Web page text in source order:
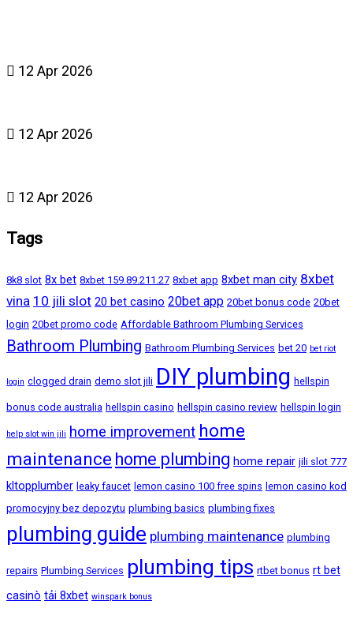
12 Apr 2026
12 Apr 2026
12 Apr 2026
Tags
8k8 slot 8x bet 8xbet 159.89.211.27 8xbet app 8xbet man city 8xbet
vina 10 jili slot 20 bet casino 20bet app 20bet bonus code 20bet
login 20bet promo code Affordable Bathroom Plumbing Services
Bathroom Plumbing Bathroom Plumbing Services bet 20 bet riot
login clogged drain demo slot jili DIY plumbing hellspin
bonus code australia hellspin casino hellspin casino review hellspin login
help slot win jili home improvement home
maintenance home plumbing home repair jili slot 777
kltopplumber leaky faucet lemon casino 100 free spins lemon casino kod
promocyjny bez depozytu plumbing basics plumbing fixes
plumbing guide plumbing maintenance plumbing
repairs Plumbing Services plumbing tips rtbet bonus rt bet
casinò tải 8xbet winspark bonus